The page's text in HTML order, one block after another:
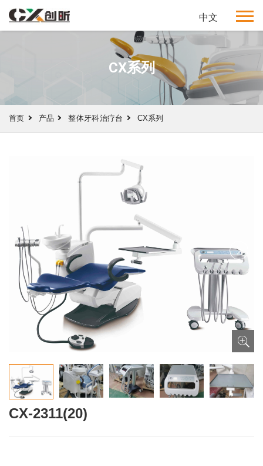
中文
CX系列
首页 产品 整体牙科治疗台 CX系列
CX-2311(20)